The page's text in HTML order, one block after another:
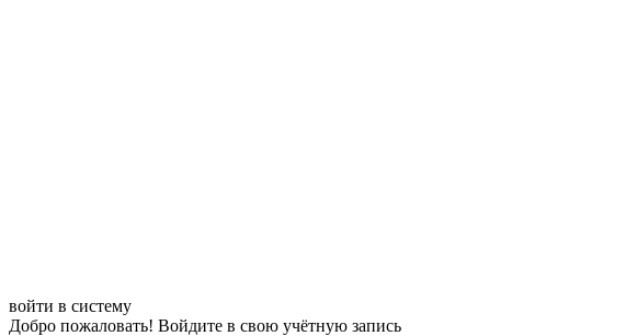
войти в систему
Добро пожаловать! Войдите в свою учётную запись